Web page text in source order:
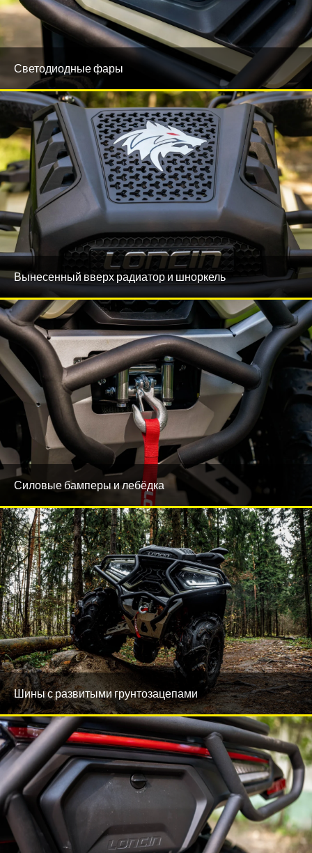
Светодиодные фары
Вынесенный вверх радиатор и шноркель
Силовые бамперы и лебёдка
Шины с развитыми грунтозацепами